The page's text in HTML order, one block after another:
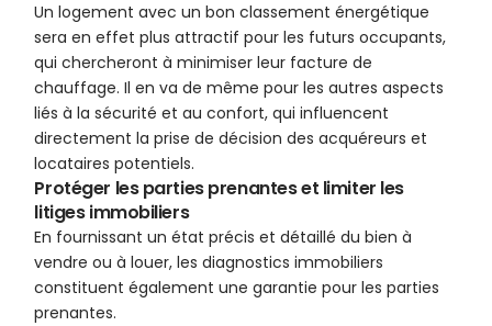
Un logement avec un bon classement énergétique
sera en effet plus attractif pour les futurs occupants,
qui chercheront à minimiser leur facture de
chauffage. Il en va de même pour les autres aspects
liés à la sécurité et au confort, qui influencent
directement la prise de décision des acquéreurs et
locataires potentiels.
Protéger les parties prenantes et limiter les
litiges immobiliers
En fournissant un état précis et détaillé du bien à
vendre ou à louer, les diagnostics immobiliers
constituent également une garantie pour les parties
prenantes.